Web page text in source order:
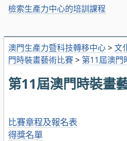
澳門生產力暨科技轉移中心>文
門時裝畫藝術比賽> 第11屆澳門
第11屆澳門時裝畫
比賽章程及報名表
得獎名單
檢索生產力中心的培訓課程